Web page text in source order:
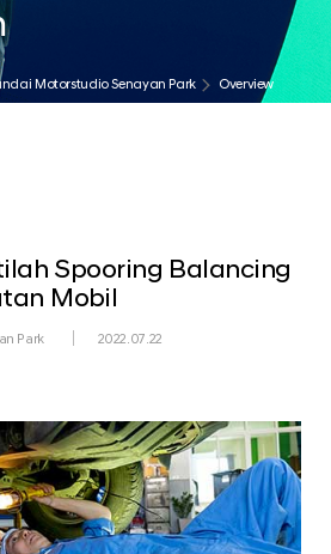
Motorstudio Senayan Park
Overview
Spooring Balancing
Mobil
Park 2022.07.22